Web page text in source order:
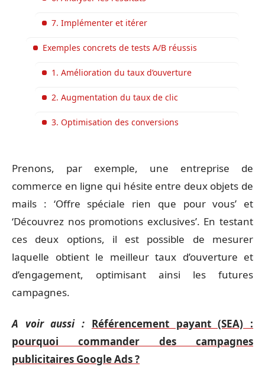
7. Implémenter et itérer
Exemples concrets de tests A/B réussis
1. Amélioration du taux d’ouverture
2. Augmentation du taux de clic
3. Optimisation des conversions
Prenons, par exemple, une entreprise de
commerce en ligne qui hésite entre deux objets de
mails : ‘Offre spéciale rien que pour vous’ et
‘Découvrez nos promotions exclusives’. En testant
ces deux options, il est possible de mesurer
laquelle obtient le meilleur taux d’ouverture et
d’engagement, optimisant ainsi les futures
campagnes.
A voir aussi : Référencement payant (SEA) :
pourquoi commander des campagnes
publicitaires Google Ads ?